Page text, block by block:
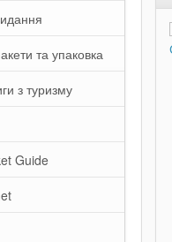
та упаковка
з туризму
Guide